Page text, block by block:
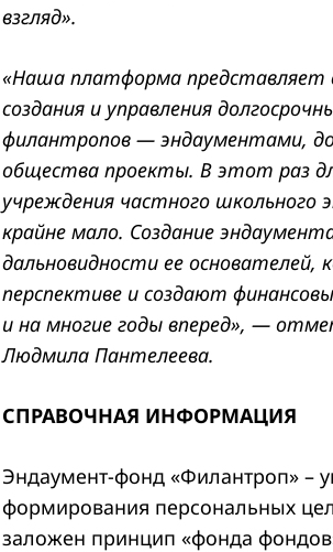
взгляд».
«Наша платформа представляет
создания и управления
филантропов — эндаументами,
общества проекты. В этот раз
учреждения частного
крайне мало. Создание
дальновидности ее
перспективе и создают
и на многие годы вперед», —
Людмила Пантелеева.
СПРАВОЧНАЯ ИНФОРМАЦИЯ
Эндаумент-фонд «Филантроп» –
формирования персональных
заложен принцип «фонда